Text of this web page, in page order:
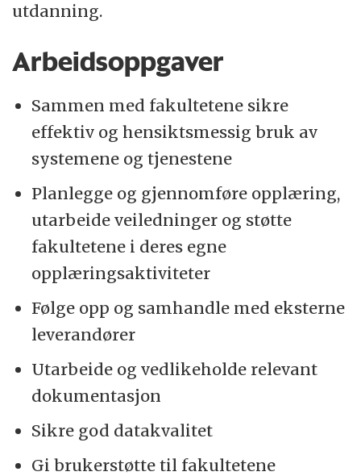
utdanning.
Arbeidsoppgaver
Sammen med fakultetene sikre
effektiv og hensiktsmessig bruk av
systemene og tjenestene
Planlegge og gjennomføre opplæring,
utarbeide veiledninger og støtte
fakultetene i deres egne
opplæringsaktiviteter
Følge opp og samhandle med eksterne
leverandører
Utarbeide og vedlikeholde relevant
dokumentasjon
Sikre god datakvalitet
Gi brukerstøtte til fakultetene